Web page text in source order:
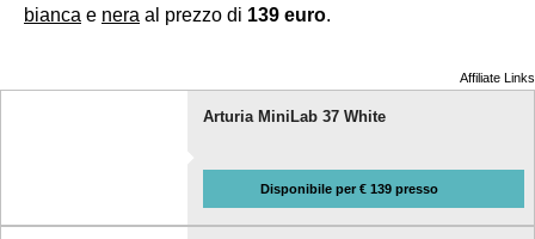
bianca e nera al prezzo di 139 euro.
Affiliate Links
Arturia MiniLab 37 White
Disponibile per € 139 presso